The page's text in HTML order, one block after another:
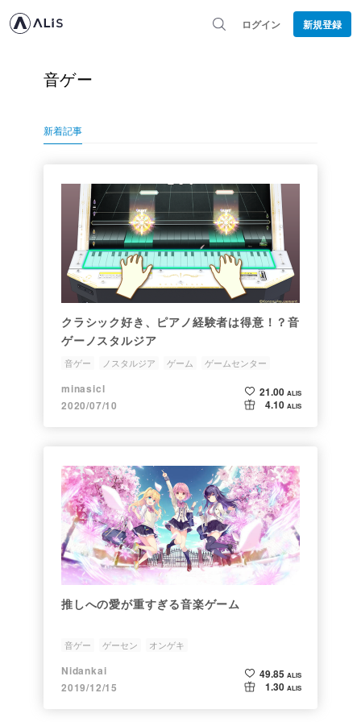
ログイン 新規登録
音ゲー
新着記事
クラシック好き、ピアノ経験者は得意！？音
ゲーノスタルジア
音ゲー ノスタルジア ゲーム
ゲームセンター
KONAMI
minasicl
2020/07/10
21.00 ALIS
4.10 ALIS
推しへの愛が重すぎる音楽ゲーム
音ゲー ゲーセン オンゲキ
Nidankai
2019/12/15
49.85 ALIS
1.30 ALIS